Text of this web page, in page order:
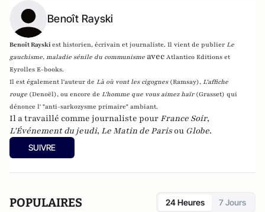
Benoît Rayski
Benoît Rayskiest historien, écrivain et journaliste. Il vient de publier Le
gauchisme, maladie sénile du communisme avec Atlantico Editions et
Eyrolles E-books.
Il est également l'auteur de Là où vont les cigognes (Ramsay), L'affiche
rouge (Denoël), ou encore de L'homme que vous aimez haïr (Grasset) qui
dénonce l' "anti-sarkozysme primaire" ambiant.
Il a travaillé comme journaliste pour France Soir,
L'Événement du jeudi, Le Matin de Parisou Globe.
SUIVRE
POPULAIRES 24 Heures 7 Jours